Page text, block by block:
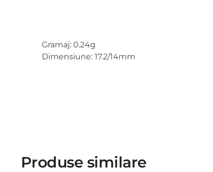
Gramaj: 0.24g
Dimensiune: 17.2/14mm
Produse similare